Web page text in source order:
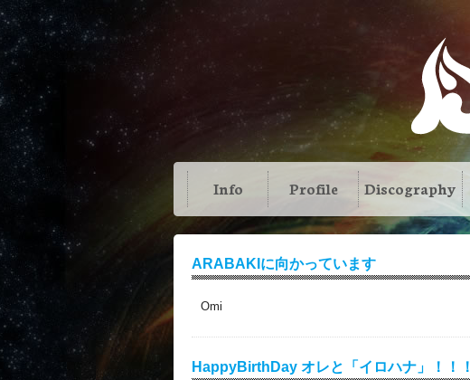
Info Profile Discography
ARABAKIに向かっています
Omi
HappyBirthDay オレと「イロハナ」！！！